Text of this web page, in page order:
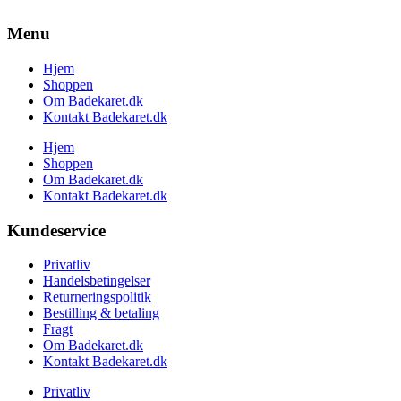
Menu
Hjem
Shoppen
Om Badekaret.dk
Kontakt Badekaret.dk
Hjem
Shoppen
Om Badekaret.dk
Kontakt Badekaret.dk
Kundeservice
Privatliv
Handelsbetingelser
Returneringspolitik
Bestilling & betaling
Fragt
Om Badekaret.dk
Kontakt Badekaret.dk
Privatliv